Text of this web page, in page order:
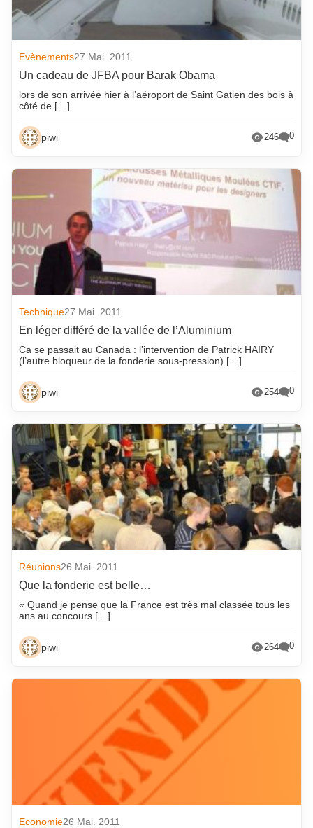
Evènements27 Mai. 2011
Un cadeau de JFBA pour Barak Obama
lors de son arrivée hier à l’aéroport de Saint Gatien des bois à
côté de […]
piwi 246 0
Technique27 Mai. 2011
En léger différé de la vallée de l’Aluminium
Ca se passait au Canada : l’intervention de Patrick HAIRY
(l’autre bloqueur de la fonderie sous-pression) […]
piwi 254 0
Réunions26 Mai. 2011
Que la fonderie est belle…
« Quand je pense que la France est très mal classée tous les
ans au concours […]
piwi 264 0
Economie26 Mai. 2011